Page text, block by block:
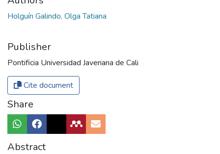
Holguín Galindo, Olga Tatiana
Publisher
Pontificia Universidad Javeriana de Cali
Cite document
Share
Abstract